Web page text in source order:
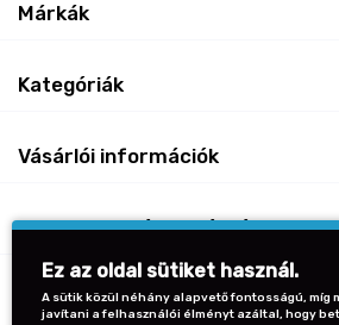
Márkák
Kategóriák
Vásárlói információk
Gyakran Ismételt Kérdések
Kapcsolat
Ez az oldal sütiket használ.
A sütik közül néhány alapvető fontosságú, míg
javítani a felhasználói élményt azáltal, hogy